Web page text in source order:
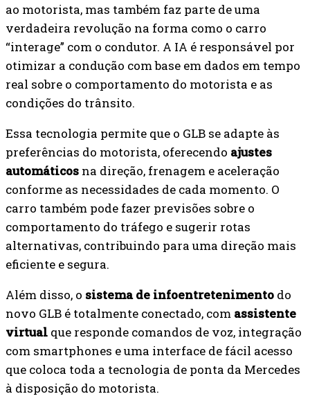
ao motorista, mas também faz parte de uma
verdadeira revolução na forma como o carro
“interage” com o condutor. A IA é responsável por
otimizar a condução com base em dados em tempo
real sobre o comportamento do motorista e as
condições do trânsito.
Essa tecnologia permite que o GLB se adapte às
preferências do motorista, oferecendo ajustes
automáticos na direção, frenagem e aceleração
conforme as necessidades de cada momento. O
carro também pode fazer previsões sobre o
comportamento do tráfego e sugerir rotas
alternativas, contribuindo para uma direção mais
eficiente e segura.
Além disso, o sistema de infoentretenimento do
novo GLB é totalmente conectado, com assistente
virtual que responde comandos de voz, integração
com smartphones e uma interface de fácil acesso
que coloca toda a tecnologia de ponta da Mercedes
à disposição do motorista.